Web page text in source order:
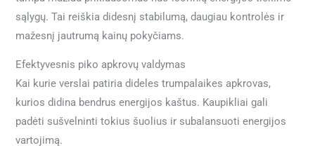
sąlygų. Tai reiškia didesnį stabilumą, daugiau kontrolės ir
mažesnį jautrumą kainų pokyčiams.
Efektyvesnis piko apkrovų valdymas
Kai kurie verslai patiria dideles trumpalaikes apkrovas,
kurios didina bendrus energijos kaštus. Kaupikliai gali
padėti sušvelninti tokius šuolius ir subalansuoti energijos
vartojimą.